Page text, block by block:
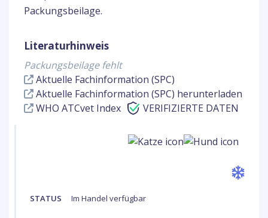
Packungsbeilage.
Literaturhinweis
Packungsbeilage fehlt
Aktuelle Fachinformation (SPC)
Aktuelle Fachinformation (SPC) herunterladen
WHO ATCvet Index
VERIFIZIERTE DATEN
STATUS Im Handel verfügbar